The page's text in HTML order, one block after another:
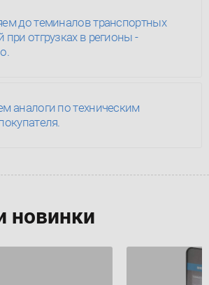
до теминалов транспортных
при отгрузках в регионы -
аналоги по техническим
новинки